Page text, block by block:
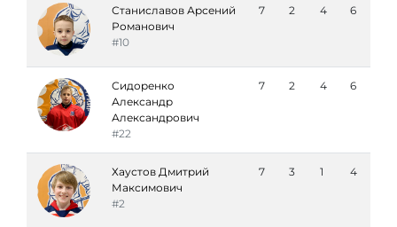
Станиславов Арсений
Романович
#10
7 2 4 6
Сидоренко
Александр
Александрович
#22
7 2 4 6
Хаустов Дмитрий
Максимович
#2
7 3 1 4